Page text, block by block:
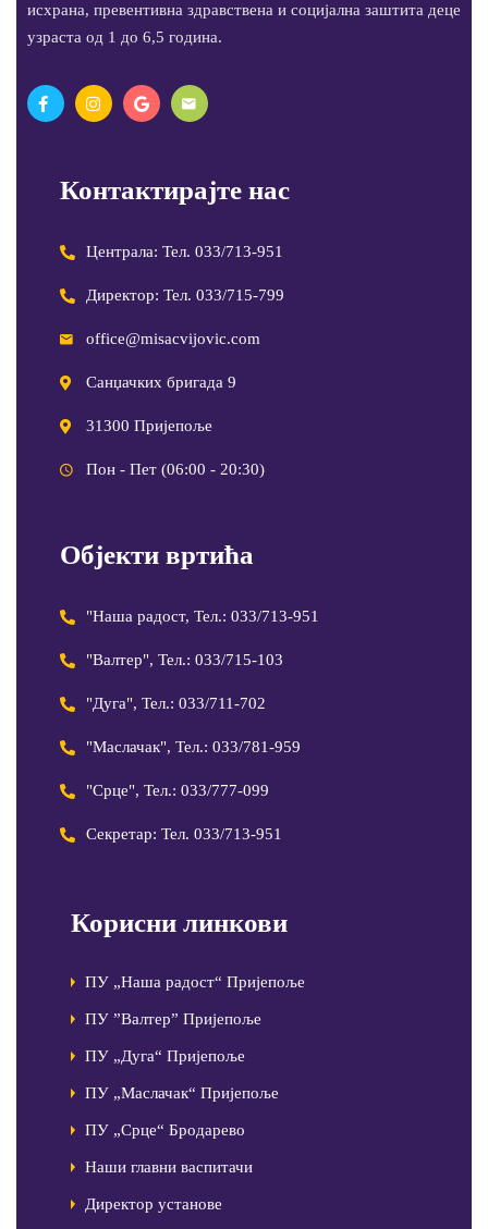
исхрана, превентивна здравствена и социјална заштита деце
узраста од 1 до 6,5 година.
Контактирајте нас
Централа: Тел. 033/713-951
Директор: Тел. 033/715-799
office@misacvijovic.com
Санџачких бригада 9
31300 Пријепоље
Пон - Пет (06:00 - 20:30)
Објекти вртића
"Наша радост, Тел.: 033/713-951
"Валтер", Тел.: 033/715-103
"Дуга", Тел.: 033/711-702
"Маслачак", Тел.: 033/781-959
"Срце", Тел.: 033/777-099
Секретар: Тел. 033/713-951
Корисни линкови
ПУ „Наша радост“ Пријепоље
ПУ ”Валтер” Пријепоље
ПУ „Дуга“ Пријепоље
ПУ „Маслачак“ Пријепоље
ПУ „Срце“ Бродарево
Наши главни васпитачи
Директор установе